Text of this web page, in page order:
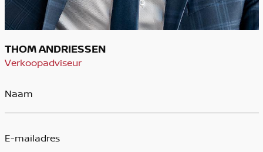
THOM ANDRIESSEN
Verkoopadviseur